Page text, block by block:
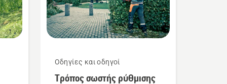
Οδηγίες και οδηγοί
Τρόπος σωστής ρύθμισης